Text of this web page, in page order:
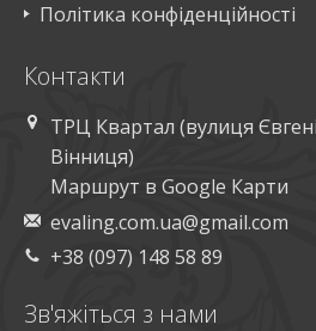
Політика конфіденційності
Контакти
ТРЦ Квартал (вулиця
Вінниця)
Маршрут в Google Карти
evaling.com.ua@gmail.com
+38 (097) 148 58 89
Зв'яжiться з нами